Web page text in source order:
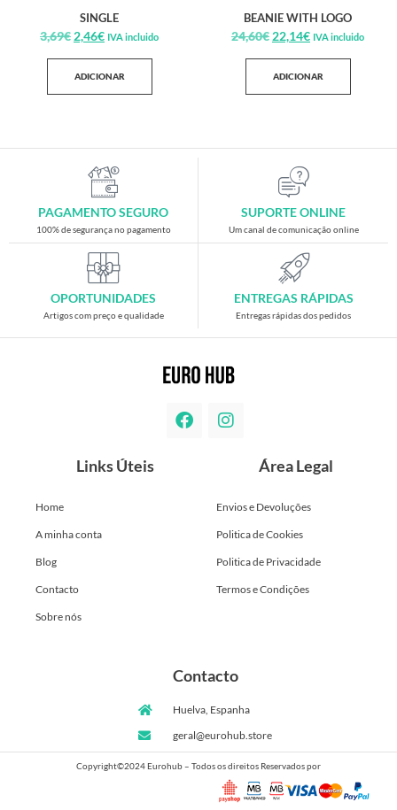
SINGLE
3,69€ 2,46€ IVA incluido
ADICIONAR
BEANIE WITH LOGO
24,60€ 22,14€ IVA incluido
ADICIONAR
PAGAMENTO SEGURO
100% de segurança no pagamento
SUPORTE ONLINE
Um canal de comunicação online
OPORTUNIDADES
Artigos com preço e qualidade
ENTREGAS RÁPIDAS
Entregas rápidas dos pedidos
Links Úteis
Home
A minha conta
Blog
Contacto
Sobre nós
Área Legal
Envios e Devoluções
Politica de Cookies
Politica de Privacidade
Termos e Condições
Contacto
Huelva, Espanha
geral@eurohub.store
Copyright©2024 Eurohub – Todos os direitos Reservados por